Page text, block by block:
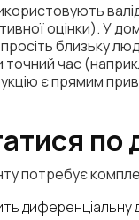
оцінки). У
близьку
час
є прямим
по
потребує
диференціальну